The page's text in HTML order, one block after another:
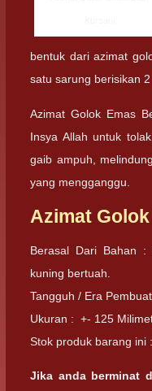
bentuk dari azimat
satu sarung berisikan
Azimat Golok Emas
Insya Allah untuk
gaib ampuh,
yang mengganggu.
Azimat
Berasal Dari Bahan
kuning bertuah.
Tangguh / Era
Ukuran : +- 125
Stok produk barang ini
Jika anda berminat